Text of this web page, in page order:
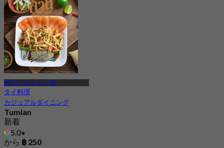
MRT フワイクワーン駅
タイ料理
カジュアルダイニング
Tumlan
新着
5.0
から ฿ 250